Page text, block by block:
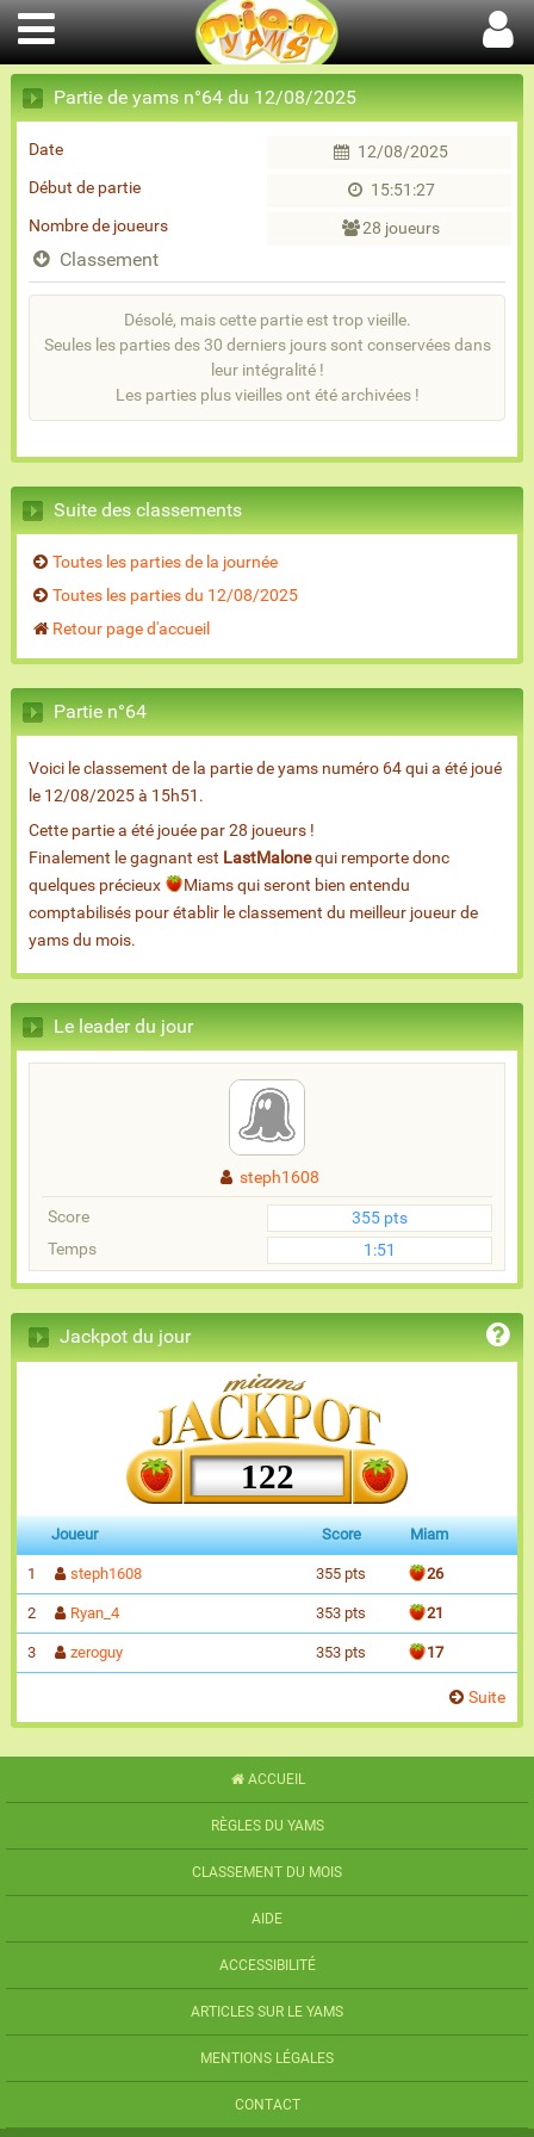
Partie de yams n°64 du 12/08/2025
Date
12/08/2025
Début de partie
15:51:27
Nombre de joueurs
28 joueurs
Classement
Désolé, mais cette partie est trop vieille.
Seules les parties des 30 derniers jours sont conservées dans
leur intégralité !
Les parties plus vieilles ont été archivées !
Suite des classements
Toutes les parties de la journée
Toutes les parties du 12/08/2025
Retour page d'accueil
Partie n°64
Voici le classement de la partie de yams numéro 64 qui a été joué
le 12/08/2025 à 15h51.
Cette partie a été jouée par 28 joueurs !
Finalement le gagnant est LastMalonequi remporte donc
quelques précieux
Miams qui seront bien entendu
comptabilisés pour établir le classement du meilleur joueur de
yams du mois.
Le leader du jour
steph1608
Score
355 pts
Temps
1:51
Jackpot du jour
122
Joueur Score Miam
1 steph1608 355 pts 26
2 Ryan_4 353 pts 21
3 zeroguy 353 pts 17
Suite
ACCUEIL
RÈGLES DU YAMS
CLASSEMENT DU MOIS
AIDE
ACCESSIBILITÉ
ARTICLES SUR LE YAMS
MENTIONS LÉGALES
CONTACT